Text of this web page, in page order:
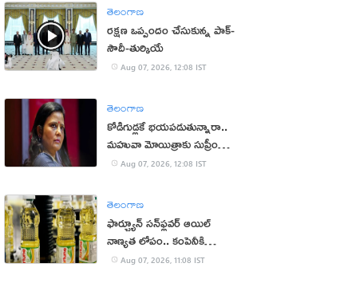
తెలంగాణ
రక్షణ ఒప్పందం చేసుకున్న పాక్‌-
సౌదీ-తుర్కియే
Aug 07, 2026, 12:08 IST
తెలంగాణ
కోడిగుడ్లకే భయపడుతున్నారా..
మహువా మోయిత్రాకు సుప్రీం
చురకలు
Aug 07, 2026, 12:08 IST
తెలంగాణ
ఫార్చ్యూన్ సన్‌ఫ్లవర్ ఆయిల్
నాణ్యత లోపం.. కంపెనీకి
జరిమానా
Aug 07, 2026, 11:08 IST